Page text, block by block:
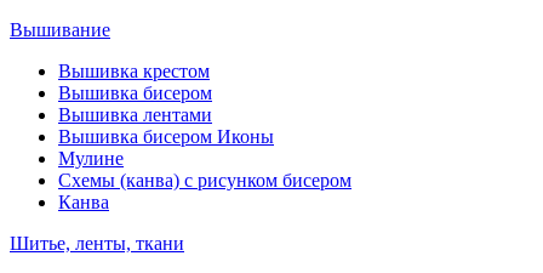
Вышивание
Вышивка крестом
Вышивка бисером
Вышивка лентами
Вышивка бисером Иконы
Мулине
Схемы (канва) с рисунком бисером
Канва
Шитье, ленты, ткани